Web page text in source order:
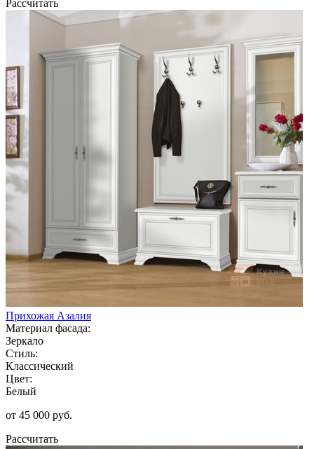
Рассчитать
Прихожая Азалия
Материал фасада:
Зеркало
Стиль:
Классический
Цвет:
Белый
от 45 000 руб.
Рассчитать